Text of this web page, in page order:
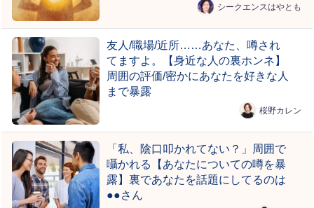
シークエンスはやとも
友人/職場/近所……あなた、噂され
てますよ。【身近な人の裏ホンネ】
周囲の評価/密かにあなたを好きな人
まで暴露
桜野カレン
「私、陰口叩かれてない？」周囲で
囁かれる【あなたについての噂を暴
露】裏であなたを話題にしてるのは
●●さん